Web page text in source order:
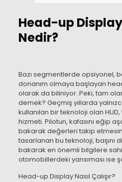
Head-up
Nedir?
Bazı segmentlerde opsiyonel,
donanım olmaya başlayan
olarak da biliniyor. Peki, tam
demek? Geçmiş yıllarda
kullanılan bir teknoloji olan
hizmeti. Pilotun, kafasını eğip
bakarak değerleri takip
tasarlanan bu teknoloji, başını
bakarak en önemli bilgilere
otomobillerdeki yansıması ise
Head-up Display Nasıl Çalışır?
Eğitimleri, PPF Koruma